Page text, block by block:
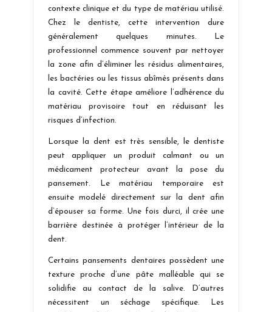
contexte clinique et du type de matériau utilisé.
Chez le dentiste, cette intervention dure
généralement quelques minutes. Le
professionnel commence souvent par nettoyer
la zone afin d’éliminer les résidus alimentaires,
les bactéries ou les tissus abîmés présents dans
la cavité. Cette étape améliore l’adhérence du
matériau provisoire tout en réduisant les
risques d’infection.
Lorsque la dent est très sensible, le dentiste
peut appliquer un produit calmant ou un
médicament protecteur avant la pose du
pansement. Le matériau temporaire est
ensuite modelé directement sur la dent afin
d’épouser sa forme. Une fois durci, il crée une
barrière destinée à protéger l’intérieur de la
dent.
Certains pansements dentaires possèdent une
texture proche d’une pâte malléable qui se
solidifie au contact de la salive. D’autres
nécessitent un séchage spécifique. Les